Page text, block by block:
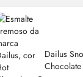
Dailus
Chocolate